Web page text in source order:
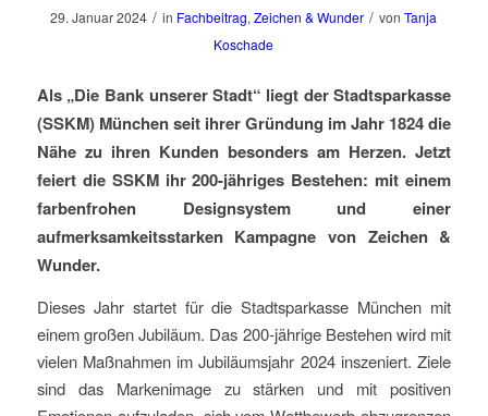
29. Januar 2024 / in Fachbeitrag,Zeichen & Wunder / vonTanja
Koschade
Als „Die Bank unserer Stadt“ liegt der Stadtsparkasse
(SSKM) München seit ihrerGründung im Jahr 1824 die
Nähe zu ihren Kunden besonders am Herzen. Jetzt
feiert die SSKM ihr 200-jähriges Bestehen: mit einem
farbenfrohen Designsystem und einer
aufmerksamkeitsstarken Kampagne von Zeichen &
Wunder.
Dieses Jahr startet für die Stadtsparkasse München mit
einem großen Jubiläum. Das 200-jährige Bestehen wird mit
vielen Maßnahmen im Jubiläumsjahr 2024 inszeniert. Ziele
sind das Markenimage zu stärken und mit positiven